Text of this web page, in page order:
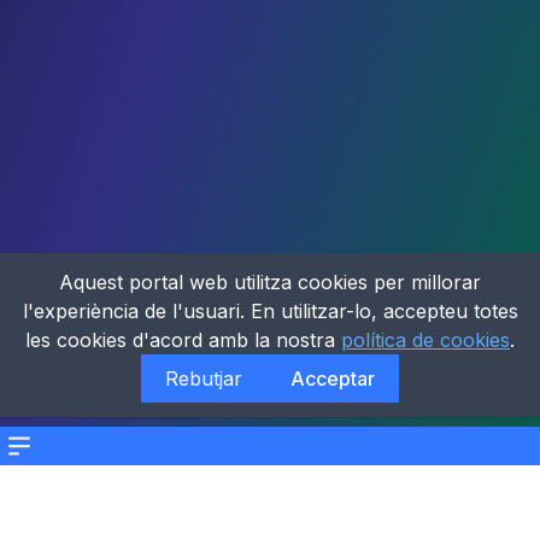
Menu
Aquest portal web utilitza cookies per millorar
l'experiència de l'usuari. En utilitzar-lo, accepteu totes
les cookies d'acord amb la nostra política de cookies.
Rebutjar
Acceptar